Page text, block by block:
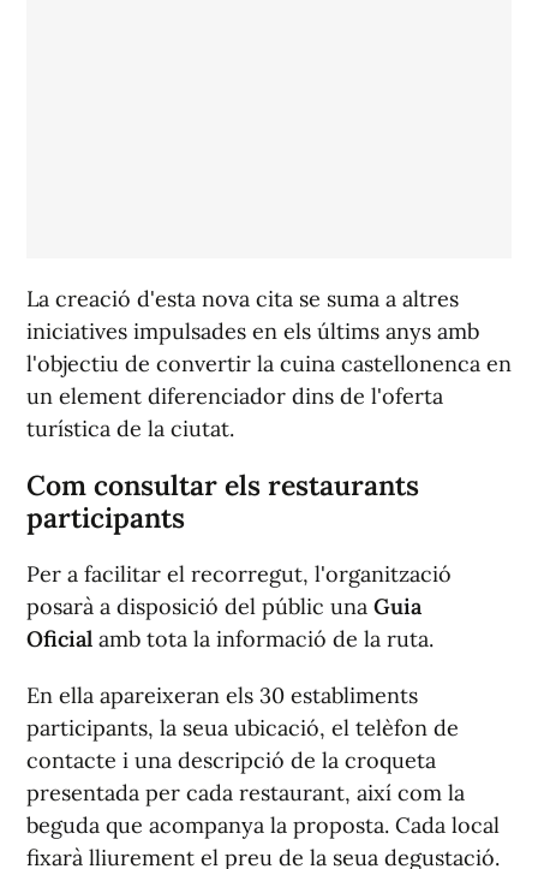
La creació d'esta nova cita se suma a altres
iniciatives impulsades en els últims anys amb
l'objectiu de convertir la cuina castellonenca en
un element diferenciador dins de l'oferta
turística de la ciutat.
Com consultar els restaurants
participants
Per a facilitar el recorregut, l'organització
posarà a disposició del públic una Guia
Oficial amb tota la informació de la ruta.
En ella apareixeran els 30 establiments
participants, la seua ubicació, el telèfon de
contacte i una descripció de la croqueta
presentada per cada restaurant, així com la
beguda que acompanya la proposta. Cada local
fixarà lliurement el preu de la seua degustació.